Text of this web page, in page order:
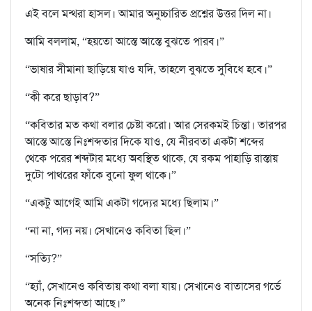
এই বলে মন্থরা হাসল। আমার অনুচ্চারিত প্রশ্নের উত্তর দিল না।
আমি বললাম, “হয়তো আস্তে আস্তে বুঝতে পারব।”
“ভাষার সীমানা ছাড়িয়ে যাও যদি, তাহলে বুঝতে সুবিধে হবে।”
“কী করে ছাড়াব?”
“কবিতার মত কথা বলার চেষ্টা করো। আর সেরকমই চিন্তা। তারপর
আস্তে আস্তে নিঃশব্দতার দিকে যাও, যে নীরবতা একটা শব্দের
থেকে পরের শব্দটার মধ‍্যে অবস্থিত থাকে, যে রকম পাহাড়ি রাস্তায়
দুটো পাথরের ফাঁকে বুনো ফুল থাকে।”
“একটু আগেই আমি একটা গদ‍্যের মধ‍্যে ছিলাম।”
“না না, গদ‍্য নয়। সেখানেও কবিতা ছিল।”
“সত‍্যি?”
“হ‍্যাঁ, সেখানেও কবিতায় কথা বলা যায়। সেখানেও বাতাসের গর্ভে
অনেক নিঃশব্দতা আছে।”